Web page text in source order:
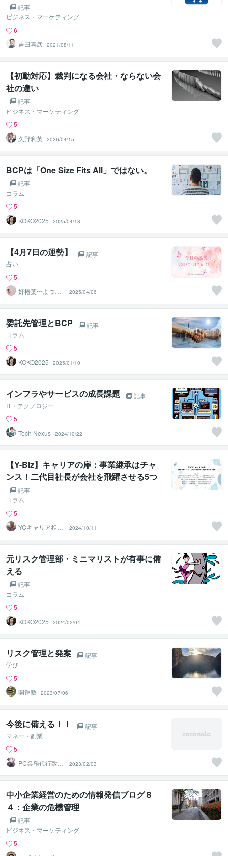
記事
ビジネス・マーケティング
6
吉田喜彦 2021/08/11
【初動対応】裁判になる会社・ならない会
社の違い
記事
ビジネス・マーケティング
5
久野利英 2026/04/15
BCPは「One Size Fits All」ではない。
記事
コラム
5
KOKO2025
2025/04/18
【4月7日の運勢】
記事
占い
5
好椿葉〜よつ
ば〜
2025/04/06
委託先管理とBCP
記事
コラム
5
KOKO2025
2025/01/10
インフラやサービスの成長課題
記事
IT・テクノロジー
5
Tech Nexus 2024/10/22
【Y-Biz】キャリアの扉：事業継承はチャ
ンス！二代目社長が会社を飛躍させる5つ
の鉄則
記事
コラム
5
YCキャリア相談
2024/10/11
元リスク管理部・ミニマリストが有事に備
える
記事
コラム
5
KOKO2025
2024/02/04
リスク管理と発案
記事
学び
5
開運塾 2023/07/06
今後に備える！！
記事
マネー・副業
5
PC業務代行致し
ます！！
2023/02/03
中小企業経営のための情報発信ブログ８
４：企業の危機管理
記事
ビジネス・マーケティング
5